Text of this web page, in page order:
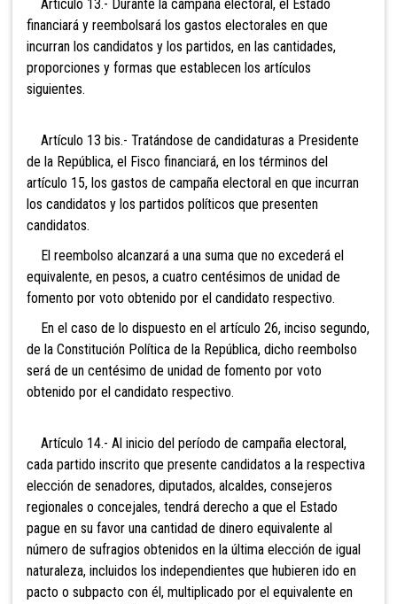
Artículo 13.- Durante la campaña electoral, el Estado
financiará y reembolsará los gastos electorales en que
incurran los candidatos y los partidos, en las cantidades,
proporciones y formas que establecen los artículos
siguientes.
Artículo 13 bis.- Tratándose de candidaturas a Presidente
de la República, el Fisco financiará, en los términos del
artículo 15, los gastos de campaña electoral en que incurran
los candidatos y los partidos políticos que presenten
candidatos.
El reembolso alcanzará a una suma que no excederá el
equivalente, en pesos, a cuatro centésimos de unidad de
fomento por voto obtenido por el candidato respectivo.
En el caso de lo dispuesto en el artículo 26, inciso segundo,
de la Constitución Política de la República, dicho reembolso
será de un centésimo de unidad de fomento por voto
obtenido por el candidato respectivo.
Artículo 14.- Al inicio del período de campaña electoral,
cada partido inscrito que presente candidatos a la respectiva
elección de senadores, diputados, alcaldes, consejeros
regionales o concejales, tendrá derecho a que el Estado
pague en su favor una cantidad de dinero equivalente al
número de sufragios obtenidos en la última elección de igual
naturaleza, incluidos los independientes que hubieren ido en
pacto o subpacto con él, multiplicado por el equivalente en